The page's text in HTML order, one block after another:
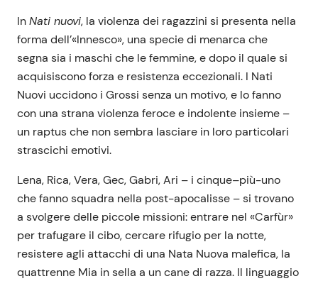
InNati nuovi, la violenza dei ragazzini si presenta nella
forma dell’«Innesco», una specie di menarca che
segna sia i maschi che le femmine, e dopo il quale si
acquisiscono forza e resistenza eccezionali. I Nati
Nuovi uccidono i Grossi senza un motivo, e lo fanno
con una strana violenza feroce e indolente insieme –
un raptus che non sembra lasciare in loro particolari
strascichi emotivi.
Lena, Rica, Vera, Gec, Gabri, Ari – i cinque–più-uno
che fanno squadra nella post-apocalisse – si trovano
a svolgere delle piccole missioni: entrare nel «Carfùr»
per trafugare il cibo, cercare rifugio per la notte,
resistere agli attacchi di una Nata Nuova malefica, la
quattrenne Mia in sella a un cane di razza. Il linguaggio